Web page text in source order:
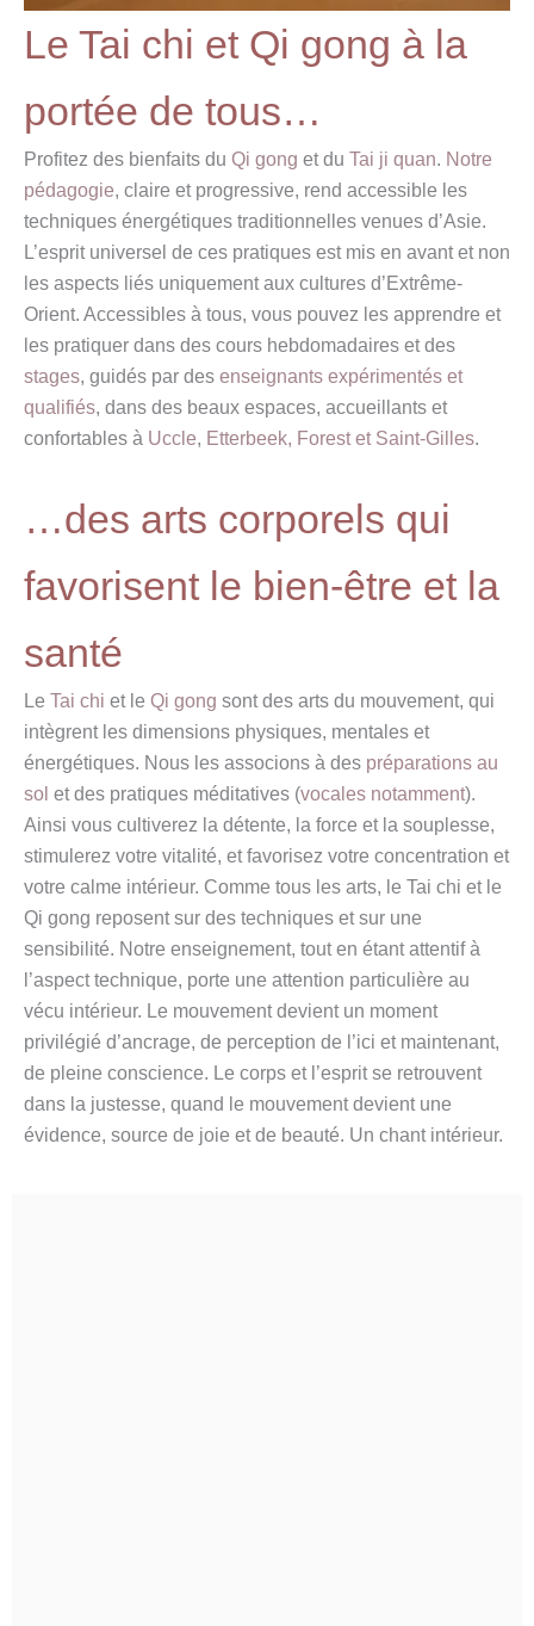
Le Tai chi et Qi gong à la
portée de tous…
Profitez des bienfaits du Qi gong et du Tai ji quan. Notre
pédagogie, claire et progressive, rend accessible les
techniques énergétiques traditionnelles venues d’Asie.
L’esprit universel de ces pratiques est mis en avant et non
les aspects liés uniquement aux cultures d’Extrême-
Orient. Accessibles à tous, vous pouvez les apprendre et
les pratiquer dans des cours hebdomadaires et des
stages, guidés par des enseignants expérimentés et
qualifiés, dans des beaux espaces, accueillants et
confortables à Uccle, Etterbeek, Forest et Saint-Gilles.
…des arts corporels qui
favorisent le bien-être et la
santé
Le Tai chi et le Qi gong sont des arts du mouvement, qui
intègrent les dimensions physiques, mentales et
énergétiques. Nous les associons à des préparations au
sol et des pratiques méditatives (vocales notamment).
Ainsi vous cultiverez la détente, la force et la souplesse,
stimulerez votre vitalité, et favorisez votre concentration et
votre calme intérieur. Comme tous les arts, le Tai chi et le
Qi gong reposent sur des techniques et sur une
sensibilité. Notre enseignement, tout en étant attentif à
l’aspect technique, porte une attention particulière au
vécu intérieur. Le mouvement devient un moment
privilégié d’ancrage, de perception de l’ici et maintenant,
de pleine conscience. Le corps et l’esprit se retrouvent
dans la justesse, quand le mouvement devient une
évidence, source de joie et de beauté. Un chant intérieur.